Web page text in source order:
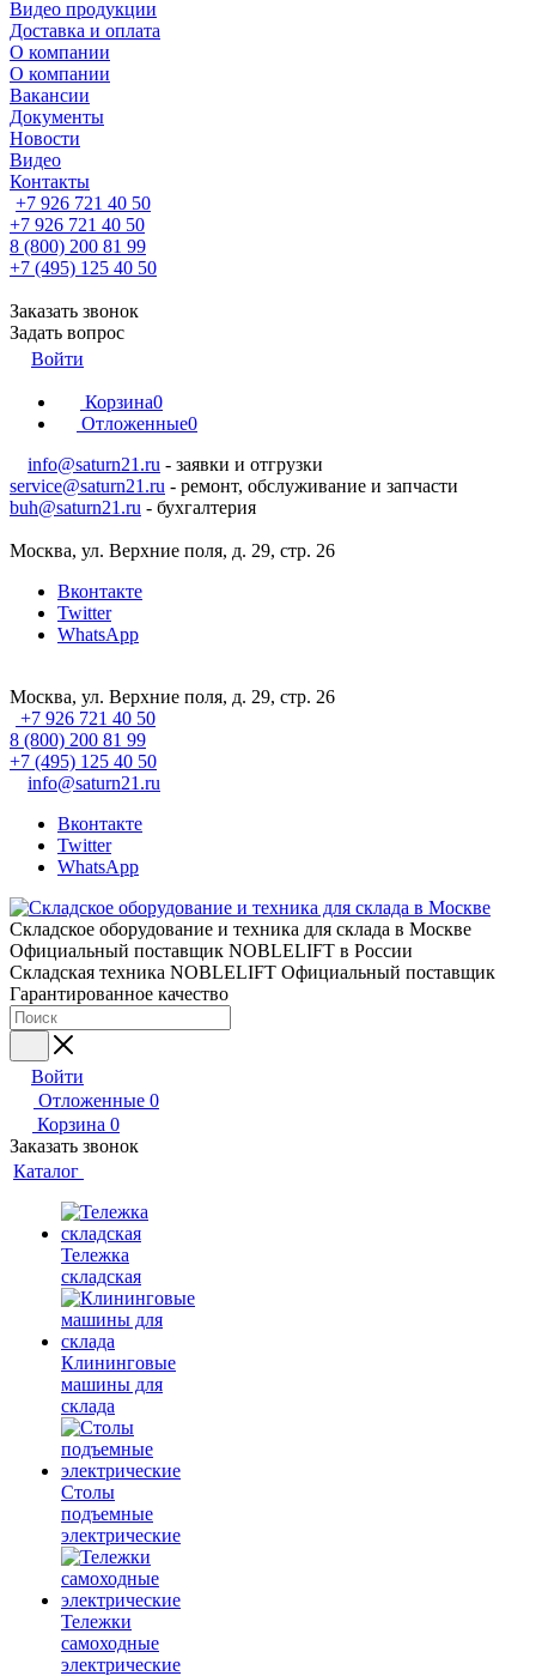
Видео продукции
Доставка и оплата
О компании
О компании
Вакансии
Документы
Новости
Видео
Контакты
+7 926 721 40 50
+7 926 721 40 50
8 (800) 200 81 99
+7 (495) 125 40 50
Заказать звонок
Задать вопрос
Войти
Корзина0
Отложенные0
info@saturn21.ru - заявки и отгрузки
service@saturn21.ru - ремонт, обслуживание и запчасти
buh@saturn21.ru - бухгалтерия
Москва, ул. Верхние поля, д. 29, стр. 26
Вконтакте
Twitter
WhatsApp
Москва, ул. Верхние поля, д. 29, стр. 26
+7 926 721 40 50
8 (800) 200 81 99
+7 (495) 125 40 50
info@saturn21.ru
Вконтакте
Twitter
WhatsApp
Складское оборудование и техника для склада в Москве
Официальный поставщик NOBLELIFT в России
Складская техника NOBLELIFT Официальный поставщик
Гарантированное качество
Войти
Отложенные 0
Корзина 0
Заказать звонок
Каталог
Тележка
складская
Клининговые
машины для
склада
Столы
подъемные
электрические
Тележки
самоходные
электрические